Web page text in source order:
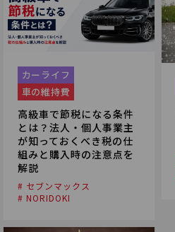
カーライフ
車の維持費
高級車で節税になる条件
とは？法人・個人事業主
が知っておくべき税の仕
組みと購入時の注意点を
解説
# セブンマックス
# NORIDOKI